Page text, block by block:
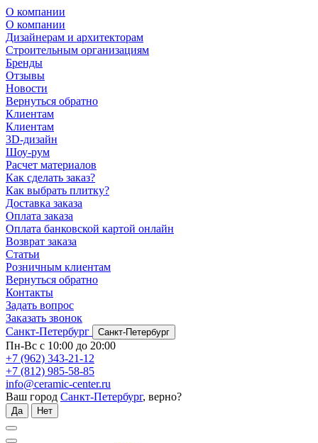
О компании
О компании
Дизайнерам и архитекторам
Строительным организациям
Бренды
Отзывы
Новости
Вернуться обратно
Клиентам
Клиентам
3D-дизайн
Шоу-рум
Расчет материалов
Как сделать заказ?
Как выбрать плитку?
Доставка заказа
Оплата заказа
Оплата банковской картой онлайн
Возврат заказа
Статьи
Розничным клиентам
Вернуться обратно
Контакты
Задать вопрос
Заказать звонок
Санкт-Петербург
Санкт-Петербург
Пн-Вс с 10:00 до 20:00
+7 (962) 343-21-12
+7 (812) 985-58-85
info@ceramic-center.ru
Ваш город Санкт-Петербург, верно?
Да Нет